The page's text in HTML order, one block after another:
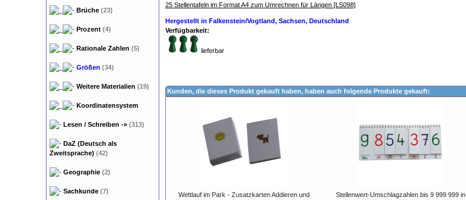
25 Stellentafeln im Format A4 zum Umrechnen für Längen [LS098]
Hergestellt in Falkenstein/Vogtland, Sachsen, Deutschland
Verfügbarkeit:
lieferbar
Kunden, die dieses Produkt gekauft haben, haben auch folgende Produkte gekauft:
Wettlauf im Park - Zusatzkarten Addieren und
Stellenwert-Umschlagzahlen bis 9 999 999 in
Brüche (23)
Prozent (4)
Rationale Zahlen (5)
Größen (34)
Weitere Materialien (19)
Koordinatensystem
Lesen / Schreiben -» (313)
DaZ (Deutsch als
Zweitsprache) (42)
Geographie (2)
Sachkunde (7)